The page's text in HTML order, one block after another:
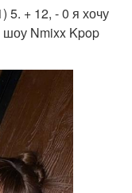
5. + 12, - 0 я хочу
шоу Nmixx Kpop